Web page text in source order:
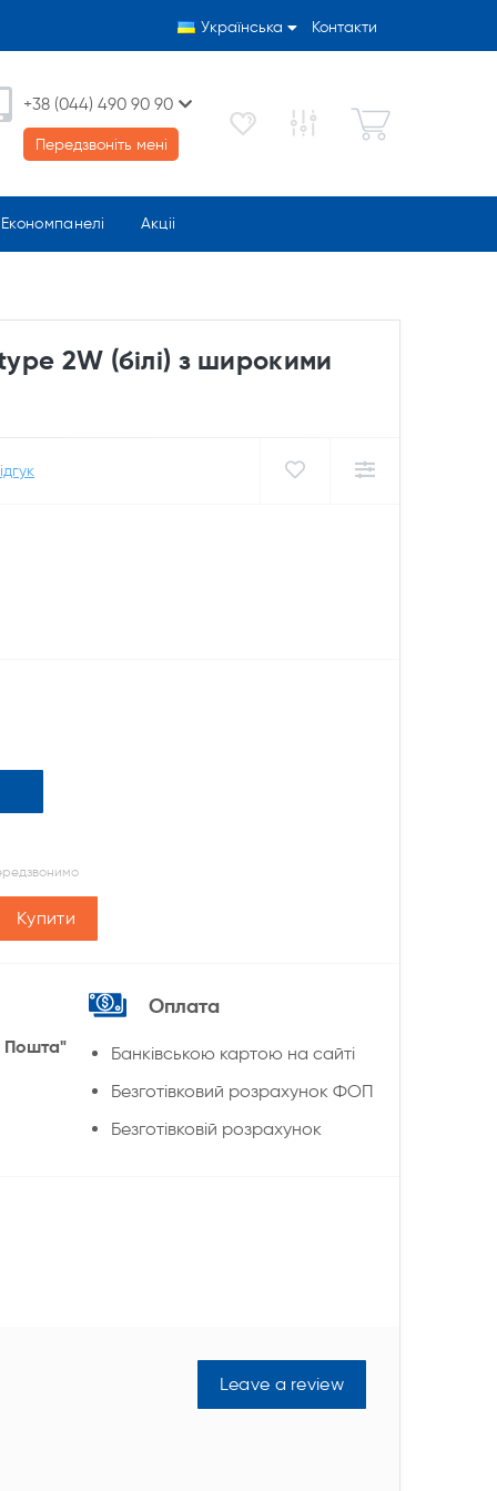
Українська Контакти
+38 (044) 490 90 90
Передзвоніть мені
Економпанелі Акціі
2W (білі) з широкими
Купити
Пошта"
Оплата
Банківською картою на сайті
Безготівковий розрахунок ФОП
Безготівковій розрахунок
Leave a review